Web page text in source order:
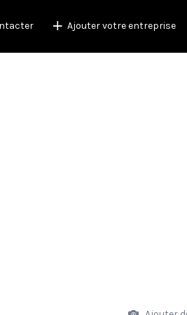
Ajouter votre entreprise